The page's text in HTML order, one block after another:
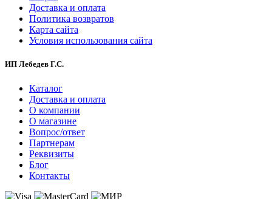
Доставка и оплата
Политика возвратов
Карта сайта
Условия использования сайта
ИП Лебедев Г.С.
Каталог
Доставка и оплата
О компании
О магазине
Вопрос/ответ
Партнерам
Реквизиты
Блог
Контакты